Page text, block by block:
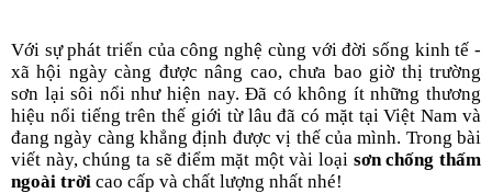
Với sự phát triển của công nghệ cùng với đời sống kinh tế -
xã hội ngày càng được nâng cao, chưa bao giờ thị trường
sơn lại sôi nổi như hiện nay. Đã có không ít những thương
hiệu nổi tiếng trên thế giới từ lâu đã có mặt tại Việt Nam và
đang ngày càng khẳng định được vị thế của mình. Trong bài
viết này, chúng ta sẽ điểm mặt một vài loại sơn chống thấm
ngoài trời cao cấp và chất lượng nhất nhé!